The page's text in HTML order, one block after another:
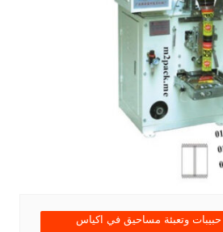
حبيبات وتعبئة مساحيق في اكياس